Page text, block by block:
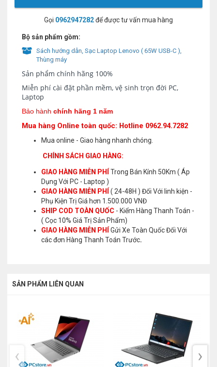
Gọi 0962947282để được tư vấn mua hàng
Bộ sản phẩm gồm:
Sách hướng dẫn, Sạc Laptop Lenovo ( 65W USB-C ),
Thùng máy
Sản phẩm chính hãng 100%
Miễn phí cài đặt phần mềm, vệ sinh trọn đời PC,
Laptop
Bảo hành chính hãng 1 năm
Mua hàng Online toàn quốc: Hotline 0962.94.7282
Mua online - Giao hàng nhanh chóng.
CHÍNH SÁCH GIAO HÀNG:
GIAO HÀNG MIỄN PHÍ
Trong Bán Kính 50Km ( Áp
Dụng Với PC - Laptop )
GIAO HÀNG MIỄN PHÍ
( 24-48H ) Đối Với linh kiện -
Phụ Kiện Trị Giá hơn 1.500.000 VNĐ
SHIP COD TOÀN QUỐC - Kiểm Hàng Thanh Toán -
( Cọc 10% Giá Trị Sản Phẩm)
GIAO HÀNG MIỄN PHÍ
Gửi Xe Toàn Quốc Đối Với
các đơn Hàng Thanh Toán Trước.
SẢN PHẨM LIÊN QUAN
‹ ›